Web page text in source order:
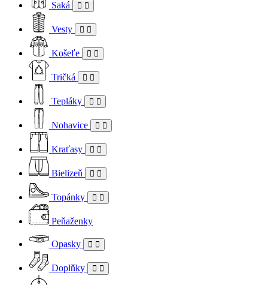
Saká
Vesty
Košeľe
Tričká
Tepláky
Nohavice
Kraťasy
Bielizeň
Topánky
Peňaženky
Opasky
Doplňky